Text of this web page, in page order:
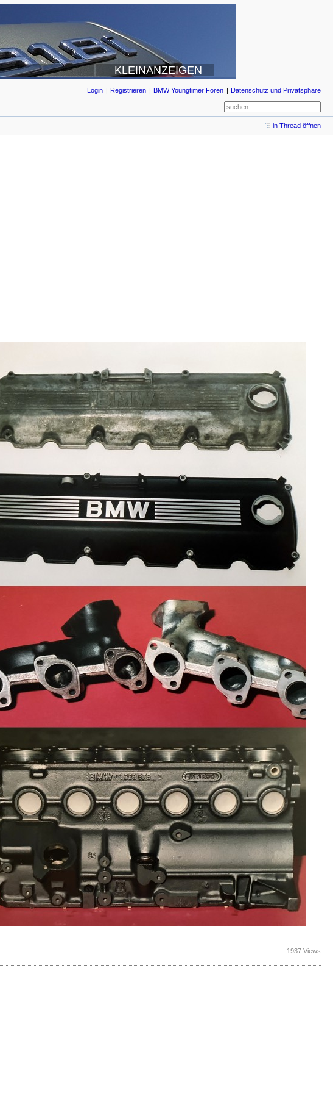
KLEINANZEIGEN
Login Registrieren BMW Youngtimer Foren Datenschutz und Privatsphäre
in Thread öffnen
1937 Views